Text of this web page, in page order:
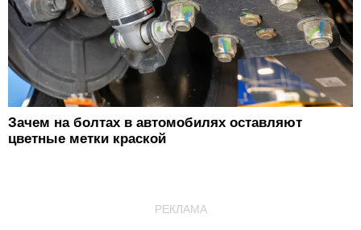
Зачем на болтах в автомобилях оставляют
цветные метки краской
РЕКЛАМА